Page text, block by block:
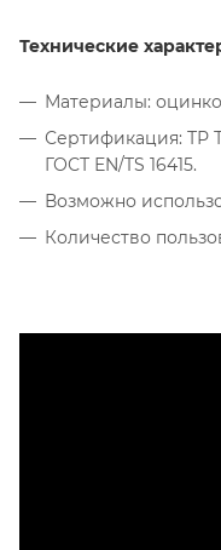
Технические
Материалы:
Сертификация: ТР
ГОСТ ЕN/TS 16415.
Возможно
Количество